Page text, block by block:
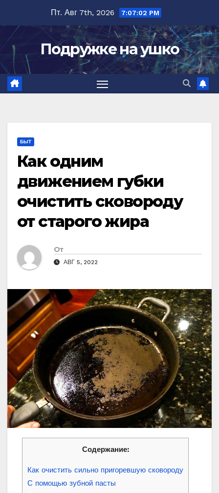
содержимому
Пт. Авг 7th, 2026 7:07:03 PM
Подружке на ушко
БЫТ
Как одним
движением губки
очистить сковороду
от старого жира
От
АВГ 5, 2022
Содержание:
Как очистить сильно пригоревшую сковороду
С помощью зубной пасты